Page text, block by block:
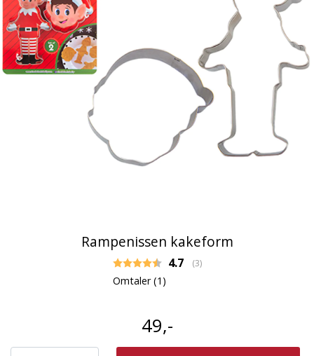
Rampenissen kakeform
Gjennomsnittskarakter:
4.7 (stemmer:
3)
Omtaler (1 )
49,-